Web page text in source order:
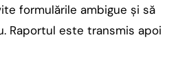
formulările ambigue și să
Raportul este transmis apoi